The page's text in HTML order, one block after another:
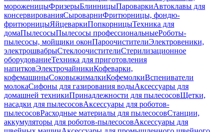
мороженицыФризерыБлинницыПароваркиАвтоклавы для
консервированияСыроварниФритюрницы, фондю-
фритюрницыЯйцеваркиПопкорницыТехника для
домаПылесосыПылесосы профессиональныеРоботы-
пылесосы, мойщики оконПароочистителиЭлектровеники,
электрошвабрыСтеклоочистителиСтерилизационное
оборудованиеТехника для приготовления
напитковЭлектрочайникиКофеварки,
кофемашиныСоковыжималкиКофемолкиВспениватели
молокаСифоны для газирования водыАксессуары для
домашней техникиПринадлежности для пылесосовЩетки,
насадки для пылесосовАксессуары для роботов-
пылесосовРасходные материалы для пылесосовСтанции,
аккумуляторы для роботов-пылесосовАксессуары для